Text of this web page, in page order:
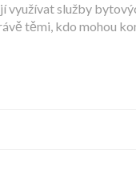
využívat služby
těmi, kdo mohou